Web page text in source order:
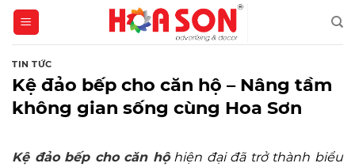
Skip
content
TIN TỨC
Kệ đảo bếp cho căn hộ – Nâng tầm
không gian sống cùng Hoa Sơn
Kệ đảo bếp cho căn hộhiện đại đã trở thành biểu